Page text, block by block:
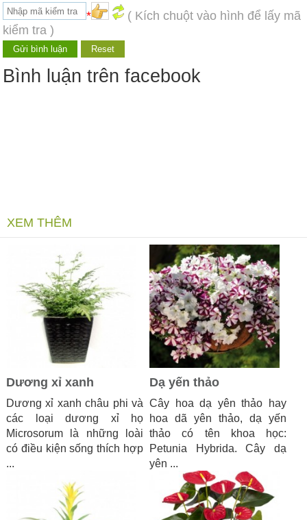
*
( Kích chuột vào hình để lấy mã
kiểm tra )
Bình luận trên facebook
XEM THÊM
Dương xỉ xanh
Dương xỉ xanh châu phi và
các loại dương xỉ họ
Microsorum là những loài
có điều kiện sống thích hợp
...
Dạ yến thảo
Cây hoa dạ yên thảo hay
hoa dã yên thảo, dạ yến
thảo có tên khoa học:
Petunia Hybrida. Cây dạ
yên ...